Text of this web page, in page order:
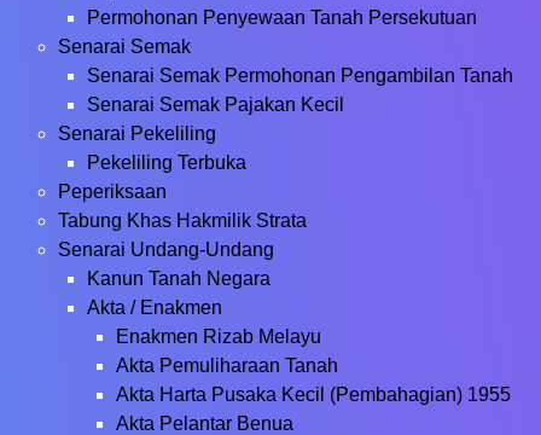
Permohonan Penyewaan Tanah Persekutuan
Senarai Semak
Senarai Semak Permohonan Pengambilan Tanah
Senarai Semak Pajakan Kecil
Senarai Pekeliling
Pekeliling Terbuka
Peperiksaan
Tabung Khas Hakmilik Strata
Senarai Undang-Undang
Kanun Tanah Negara
Akta / Enakmen
Enakmen Rizab Melayu
Akta Pemuliharaan Tanah
Akta Harta Pusaka Kecil (Pembahagian) 1955
Akta Pelantar Benua